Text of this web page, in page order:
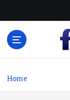
Home